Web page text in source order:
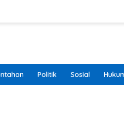
Politik Sosial